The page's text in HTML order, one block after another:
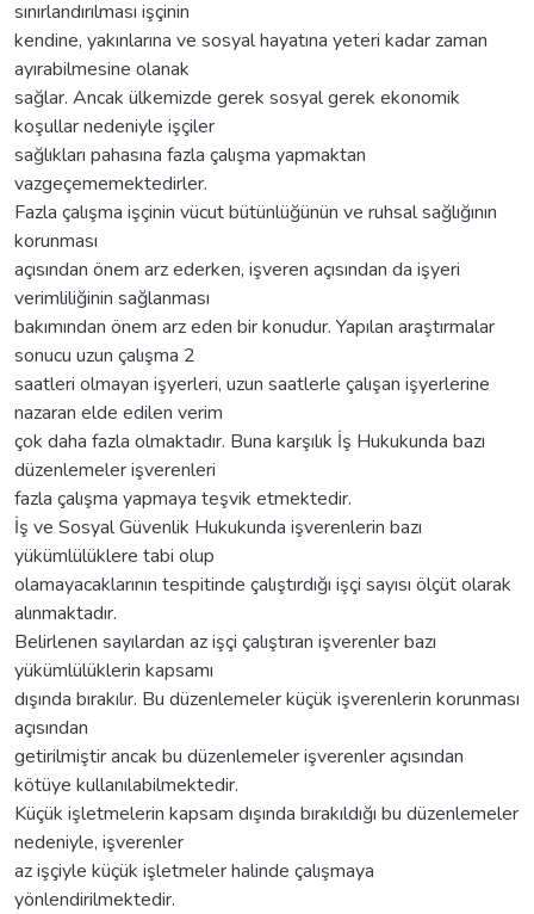
sınırlandırılması işçinin
kendine, yakınlarına ve sosyal hayatına yeteri kadar zaman
ayırabilmesine olanak
sağlar. Ancak ülkemizde gerek sosyal gerek ekonomik
koşullar nedeniyle işçiler
sağlıkları pahasına fazla çalışma yapmaktan
vazgeçememektedirler.
Fazla çalışma işçinin vücut bütünlüğünün ve ruhsal sağlığının
korunması
açısından önem arz ederken, işveren açısından da işyeri
verimliliğinin sağlanması
bakımından önem arz eden bir konudur. Yapılan araştırmalar
sonucu uzun çalışma 2
saatleri olmayan işyerleri, uzun saatlerle çalışan işyerlerine
nazaran elde edilen verim
çok daha fazla olmaktadır. Buna karşılık İş Hukukunda bazı
düzenlemeler işverenleri
fazla çalışma yapmaya teşvik etmektedir.
İş ve Sosyal Güvenlik Hukukunda işverenlerin bazı
yükümlülüklere tabi olup
olamayacaklarının tespitinde çalıştırdığı işçi sayısı ölçüt olarak
alınmaktadır.
Belirlenen sayılardan az işçi çalıştıran işverenler bazı
yükümlülüklerin kapsamı
dışında bırakılır. Bu düzenlemeler küçük işverenlerin korunması
açısından
getirilmiştir ancak bu düzenlemeler işverenler açısından
kötüye kullanılabilmektedir.
Küçük işletmelerin kapsam dışında bırakıldığı bu düzenlemeler
nedeniyle, işverenler
az işçiyle küçük işletmeler halinde çalışmaya
yönlendirilmektedir.